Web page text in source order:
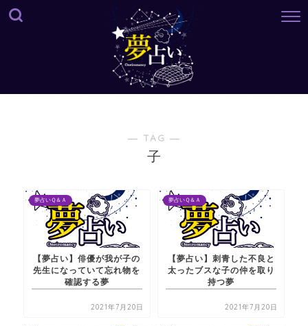
― TAG ―
子
夢占いＱ＆Ａ
【夢占い】俳優が我が子の
先生になっていて忘れ物を
確認する夢
2021年7月20日
夢占いＱ＆Ａ
【夢占い】刺青した不良と
太ったブスな子の仲を取り
持つ夢
2021年7月20日